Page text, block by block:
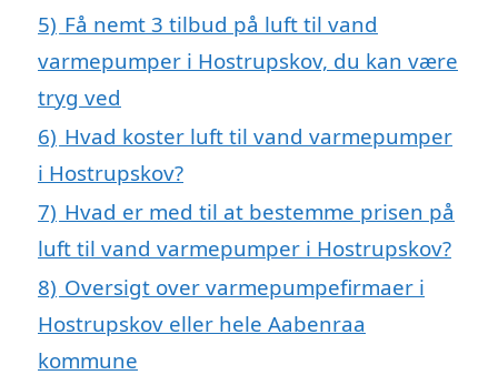
5) Få nemt 3 tilbud på luft til vand
varmepumper i Hostrupskov, du kan være
tryg ved
6) Hvad koster luft til vand varmepumper
i Hostrupskov?
7) Hvad er med til at bestemme prisen på
luft til vand varmepumper i Hostrupskov?
8) Oversigt over varmepumpefirmaer i
Hostrupskov eller hele Aabenraa
kommune